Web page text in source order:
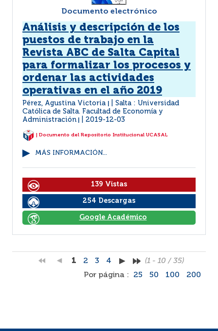
Documento electrónico
Análisis y descripción de los
puestos de trabajo en la
Revista ABC de Salta Capital
para formalizar los procesos y
ordenar las actividades
operativas en el año 2019
Pérez, Agustina Victoria
Salta : Universidad
Católica de Salta. Facultad de Economía y
Administración
2019-12-03
| Documento del Repositorio Institucional UCASAL
MÁS INFORMACIÓN...
139 Vistas
254 Descargas
Google Académico
1 2 3 4
(1 - 10 / 35)
Por página :
25 50 100 200